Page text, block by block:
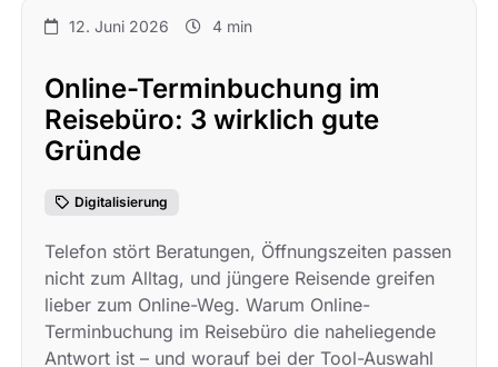
12. Juni 2026 4 min
Online-Terminbuchung im
Reisebüro: 3 wirklich gute
Gründe
Digitalisierung
Telefon stört Beratungen, Öffnungszeiten passen
nicht zum Alltag, und jüngere Reisende greifen
lieber zum Online-Weg. Warum Online-
Terminbuchung im Reisebüro die naheliegende
Antwort ist – und worauf bei der Tool-Auswahl